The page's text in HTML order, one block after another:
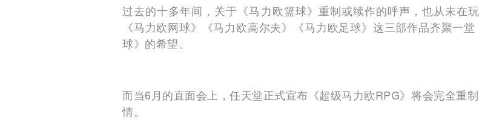
过去的十多年间，关于《马力欧篮球》重制或续作的呼声，也从未在
《马力欧网球》《马力欧高尔夫》《马力欧足球》这三部作品齐聚一
球》的希望。
而当6月的直面会上，任天堂正式宣布《超级马力欧RPG》将会完全重
情。